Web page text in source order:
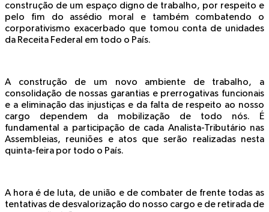
construção de um espaço digno de trabalho, por respeito e
pelo fim do assédio moral e também combatendo o
corporativismo exacerbado que tomou conta de unidades
da Receita Federal em todo o País.
A construção de um novo ambiente de trabalho, a
consolidação de nossas garantias e prerrogativas funcionais
e a eliminação das injustiças e da falta de respeito ao nosso
cargo dependem da mobilização de todo nós. É
fundamental a participação de cada Analista-Tributário nas
Assembleias, reuniões e atos que serão realizadas nesta
quinta-feira por todo o País.
A hora é de luta, de união e de combater de frente todas as
tentativas de desvalorização do nosso cargo e de retirada de